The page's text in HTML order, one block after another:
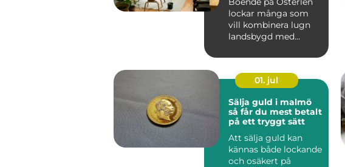
lockar många som
vill kombinera lugn
landsbygd med
01. jul
Sälja guld i malmö
så får du mest betalt
på ett tryggt sätt
Att sälja guld kan
kännas både lockande
och osäkert på